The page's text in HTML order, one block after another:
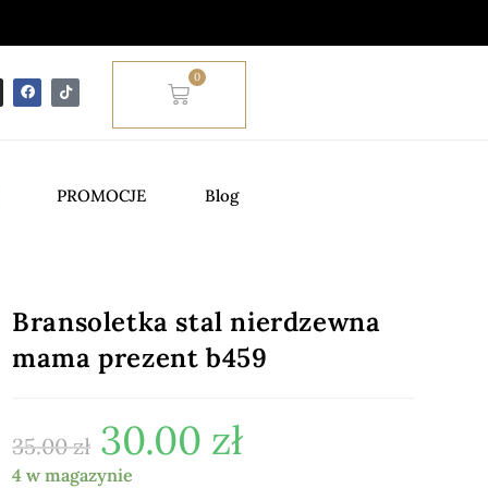
0
PROMOCJE Blog
Bransoletka stal nierdzewna
mama prezent b459
35.00zł 30.00 zł
4 w magazynie